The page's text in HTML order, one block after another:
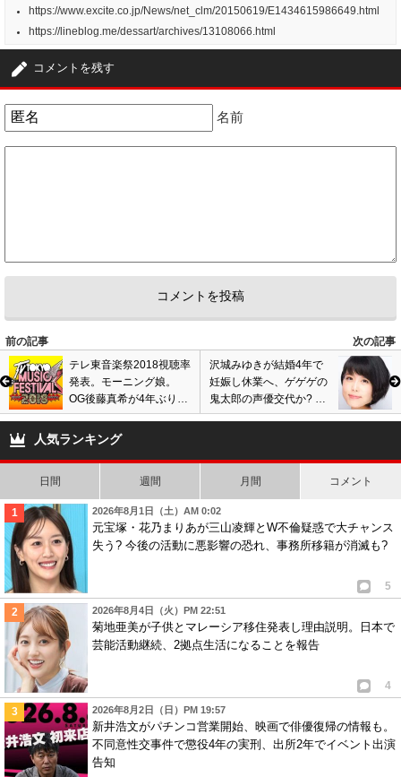
https://www.excite.co.jp/News/net_clm/20150619/E1434615986649.html
https://lineblog.me/dessart/archives/13108066.html
コメントを残す
名前
前の記事
次の記事
テレ東音楽祭2018視聴率
発表。モーニング娘。
OG後藤真希が4年ぶり出
演、激ヤセで顔が変わっ
た、整形?の声も…画像
沢城みゆきが結婚4年で
妊娠し休業へ、ゲゲゲの
鬼太郎の声優交代か? 報
道ステーションのナレー
人気ランキング
日間 週間 月間 コメント
2026年8月1日（土）AM 0:02
元宝塚・花乃まりあが三山凌輝とW不倫疑惑で大チャンス
失う? 今後の活動に悪影響の恐れ、事務所移籍が消滅も?
5
2026年8月4日（火）PM 22:51
菊地亜美が子供とマレーシア移住発表し理由説明。日本で
芸能活動継続、2拠点生活になることを報告
4
2026年8月2日（日）PM 19:57
新井浩文がパチンコ営業開始、映画で俳優復帰の情報も。
不同意性交事件で懲役4年の実刑、出所2年でイベント出演
告知